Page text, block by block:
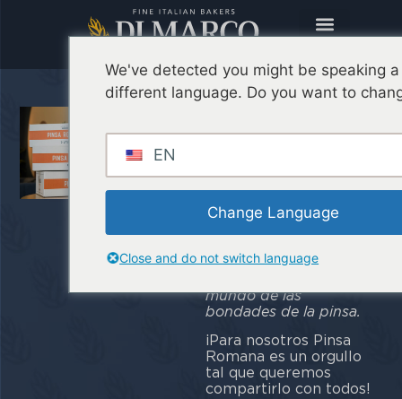
Nace la Pinsa
Romana sin
lactosa
Con la nueva Pinsa
realmente podemos
mundo de las
bondades de la pinsa.
¡Para nosotros Pinsa
Romana es un orgullo
tal que queremos
compartirlo con todos!
We've detected you might be speaking a
different language. Do you want to
EN
Change Language
Close and do not switch language